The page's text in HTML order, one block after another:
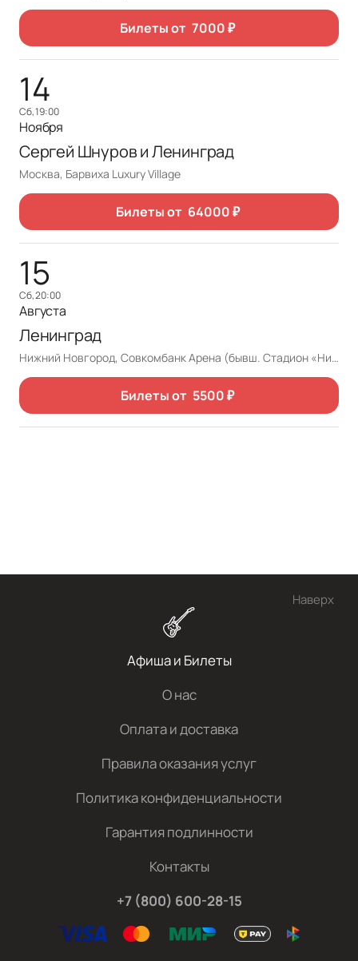
Билеты от 7000₽
14
сб, 19:00
Ноября
Сергей Шнуров и Ленинград
Москва, Барвиха Luxury Village
Билеты от 64000₽
15
сб, 20:00
Августа
Ленинград
Нижний Новгород, Совкомбанк Арена (бывш. Стадион «Нижний Новгород»)
Билеты от 5500₽
Наверх
Афиша и Билеты
О нас
Оплата и доставка
Правила оказания услуг
Политика конфиденциальности
Гарантия подлинности
Контакты
+7 (800) 600-28-15